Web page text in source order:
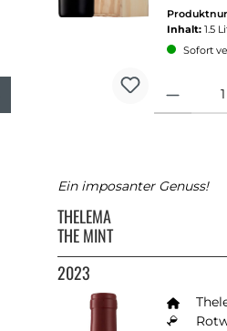
Inhalt:1.5
Sofort
Ein imposanter Genuss!
THELEMA
THE MINT
2023